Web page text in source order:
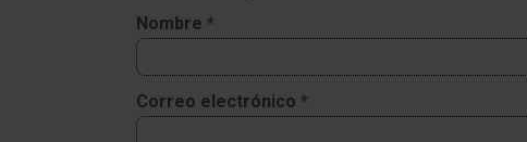
Nombre *
Correo electrónico *